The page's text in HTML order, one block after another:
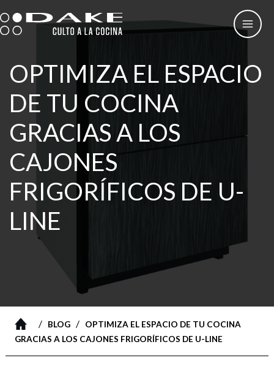
al
contenido
OPTIMIZA EL ESPACIO
DE TU COCINA
GRACIAS A LOS
CAJONES
FRIGORÍFICOS DE U-
LINE
/ BLOG/
OPTIMIZA EL ESPACIO DE TU COCINA
GRACIAS A LOS CAJONES FRIGORÍFICOS DE U-LINE